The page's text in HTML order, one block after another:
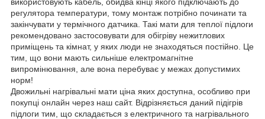
регулятора температури, тому монтаж потрібно починати та
закінчувати у термічного датчика. Такі мати для теплої підлоги
рекомендовано застосовувати для обігріву нежитлових
приміщень та кімнат, у яких люди не знаходяться постійно. Це
тим, що вони мають сильніше електромагнітне
випромінювання, але вона перебуває у межах допустимих
норм!
Двожильні нагрівальні мати ціна яких доступна, особливо при
покупці онлайн через наш сайт. Відрізняється даний підігрів
підлоги тим, що складається з електричного та нагрівального